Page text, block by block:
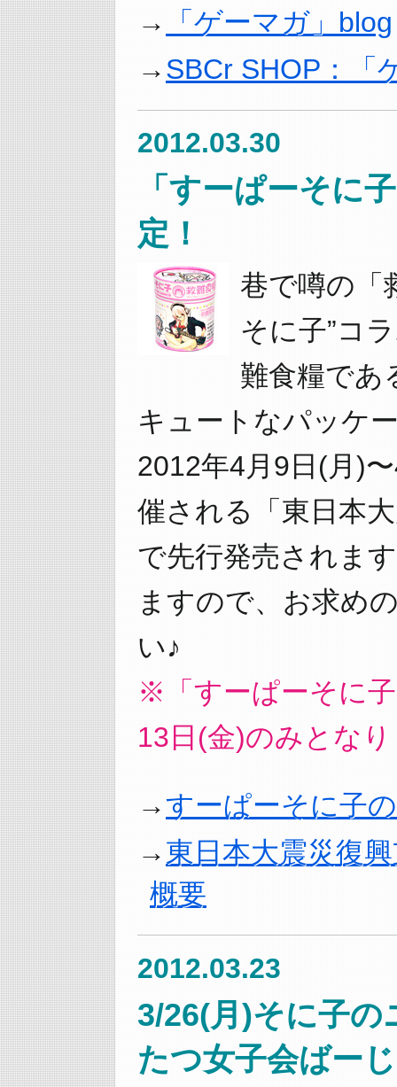
「ゲーマガ」blog
SBCr SHOP：「
2012.03.30
「すーぱーそに
定！
巷で噂の「
そに子”コ
難食糧であ
キュートなパッケ
2012年4月9日(月)
催される「東日本
で先行発売されま
ますので、お求め
い♪
※「すーぱーそに
13日(金)のみとな
すーぱーそに子
東日本大震災復
概要
2012.03.23
3/26(月)そに子の
たつ女子会ばー